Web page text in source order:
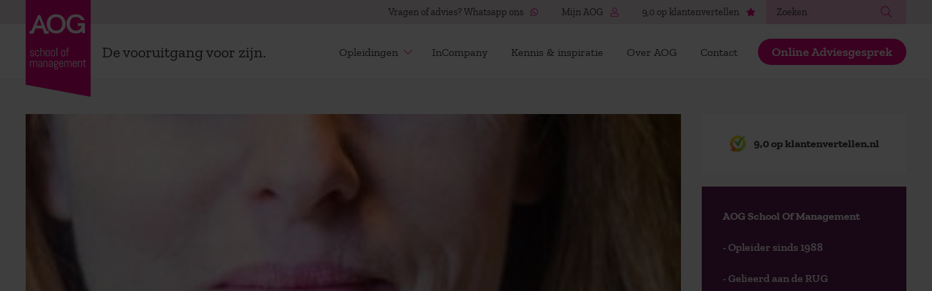
Vragen of advies? Whatsapp ons Mijn AOG 9,0 op klantenvertellen
De vooruitgang voor zijn. Opleidingen InCompany Kennis & inspiratie Over AOG Contact Online Adviesgesprek
9,0 op klantenvertellen.nl
AOG School Of Management
- Opleider sinds 1988
- Gelieerd aan de RUG